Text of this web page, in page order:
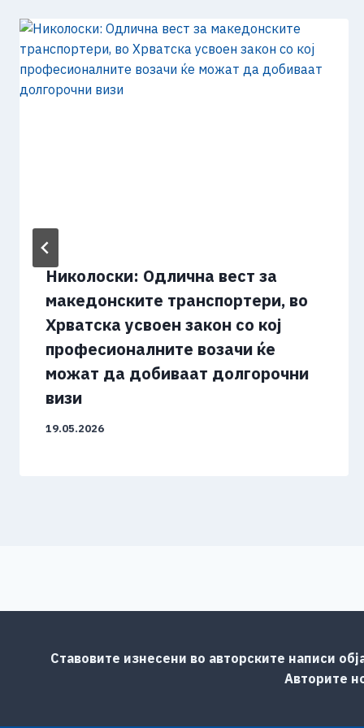
Николоски: Одлична вест за
македонските транспортери, во
Хрватска усвоен закон со кој
професионалните возачи ќе
можат да добиваат долгорочни
визи
19.05.2026
Ставовите изнесени во авторските написи
Авторите